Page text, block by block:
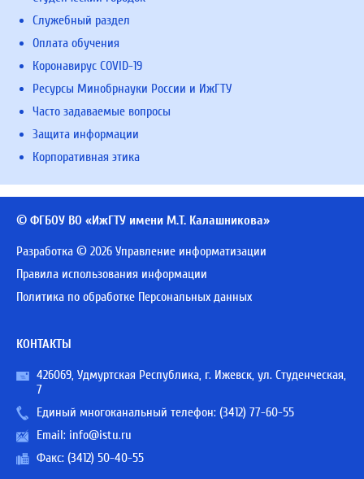
Служебный раздел
Оплата обучения
Коронавирус COVID-19
Ресурсы Минобрнауки России и ИжГТУ
Часто задаваемые вопросы
Защита информации
Корпоративная этика
© ФГБОУ ВО «ИжГТУ имени М.Т. Калашникова»
Разработка © 2026 Управление информатизации
Правила использования информации
Политика по обработке Персональных данных
КОНТАКТЫ
426069, Удмуртская Республика, г. Ижевск, ул. Студенческая,
7
Единый многоканальный телефон: (3412) 77-60-55
Email: info@istu.ru
Факс: (3412) 50-40-55